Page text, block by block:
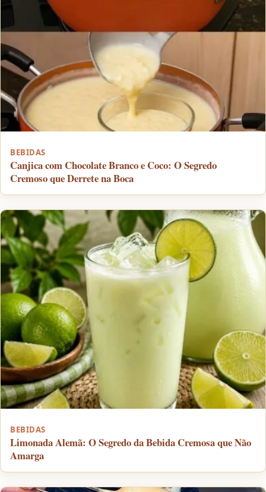
BEBIDAS
Canjica com Chocolate Branco e Coco: O Segredo
Cremoso que Derrete na Boca
BEBIDAS
Limonada Alemã: O Segredo da Bebida Cremosa que Não
Amarga